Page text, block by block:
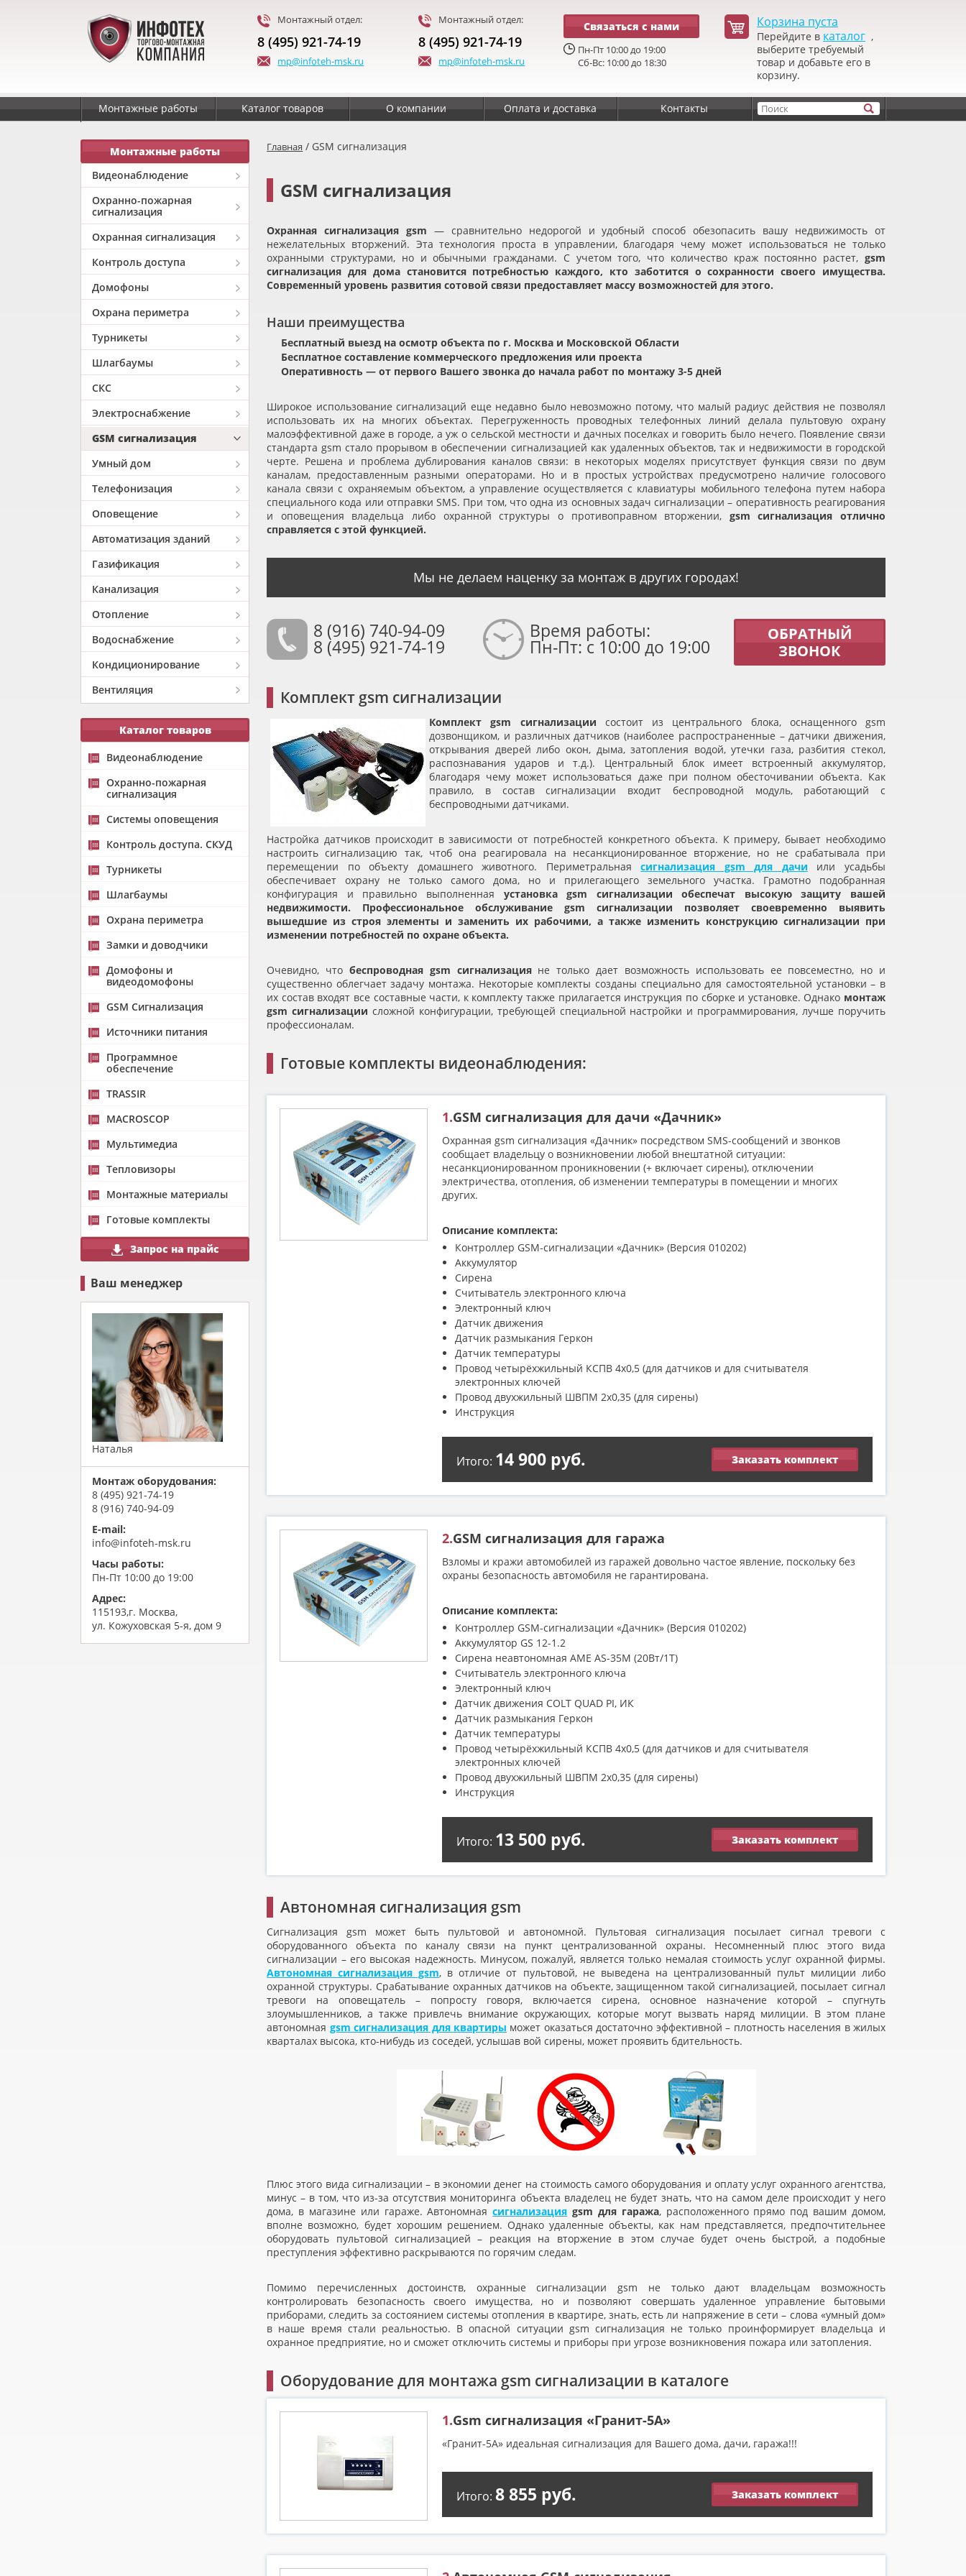
Монтажный отдел:
8 (495) 921-74-19
mp@infoteh-msk.ru
Монтажный отдел:
8 (495) 921-74-19
mp@infoteh-msk.ru
Связаться с нами
Пн-Пт 10:00 до 19:00
Сб-Вс: 10:00 до 18:30
Корзина пуста
Перейдите в каталог ,
выберите требуемый
товар и добавьте его в
корзину.
Монтажные работы Каталог товаров О компании Оплата и доставка Контакты
Монтажные работы
Видеонаблюдение
Охранно-пожарная
сигнализация
Охранная сигнализация
Контроль доступа
Домофоны
Охрана периметра
Турникеты
Шлагбаумы
СКС
Электроснабжение
GSM сигнализация
Умный дом
Телефонизация
Оповещение
Автоматизация зданий
Газификация
Канализация
Отопление
Водоснабжение
Кондиционирование
Вентиляция
Каталог товаров
Видеонаблюдение
Охранно-пожарная
сигнализация
Системы оповещения
Контроль доступа. СКУД
Турникеты
Шлагбаумы
Охрана периметра
Замки и доводчики
Домофоны и
видеодомофоны
GSM Сигнализация
Источники питания
Программное
обеспечение
TRASSIR
MACROSCOP
Мультимедиа
Тепловизоры
Монтажные материалы
Готовые комплекты
Запрос на прайс
Ваш менеджер
Наталья
Монтаж оборудования:
8 (495) 921-74-19
8 (916) 740-94-09
E-mail:
info@infoteh-msk.ru
Часы работы:
Пн-Пт 10:00 до 19:00
Адрес:
115193,г. Москва,
ул. Кожуховская 5-я, дом 9
Главная / GSM сигнализация
GSM сигнализация
Охранная сигнализация gsm — сравнительно недорогой и удобный способ обезопасить вашу недвижимость от
нежелательных вторжений. Эта технология проста в управлении, благодаря чему может использоваться не только
охранными структурами, но и обычными гражданами. С учетом того, что количество краж постоянно растет, gsm
сигнализация для дома становится потребностью каждого, кто заботится о сохранности своего имущества.
Современный уровень развития сотовой связи предоставляет массу возможностей для этого.
Наши преимущества
Бесплатный выезд на осмотр объекта по г. Москва и Московской Области
Бесплатное составление коммерческого предложения или проекта
Оперативность — от первого Вашего звонка до начала работ по монтажу 3-5 дней
Широкое использование сигнализаций еще недавно было невозможно потому, что малый радиус действия не позволял
использовать их на многих объектах. Перегруженность проводных телефонных линий делала пультовую охрану
малоэффективной даже в городе, а уж о сельской местности и дачных поселках и говорить было нечего. Появление связи
стандарта gsm стало прорывом в обеспечении сигнализацией как удаленных объектов, так и недвижимости в городской
черте. Решена и проблема дублирования каналов связи: в некоторых моделях присутствует функция связи по двум
каналам, предоставленным разными операторами. Но и в простых устройствах предусмотрено наличие голосового
канала связи с охраняемым объектом, а управление осуществляется с клавиатуры мобильного телефона путем набора
специального кода или отправки SMS. При том, что одна из основных задач сигнализации – оперативность реагирования
и оповещения владельца либо охранной структуры о противоправном вторжении, gsm сигнализация отлично
справляется с этой функцией.
Мы не делаем наценку за монтаж в других городах!
8 (916) 740-94-09
8 (495) 921-74-19
Время работы:
Пн-Пт: с 10:00 до 19:00
ОБРАТНЫЙ
ЗВОНОК
Комплект gsm сигнализации
Комплект gsm сигнализации состоит из центрального блока, оснащенного gsm
дозвонщиком, и различных датчиков (наиболее распространенные – датчики движения,
открывания дверей либо окон, дыма, затопления водой, утечки газа, разбития стекол,
распознавания ударов и т.д.). Центральный блок имеет встроенный аккумулятор,
благодаря чему может использоваться даже при полном обесточивании объекта. Как
правило, в состав сигнализации входит беспроводной модуль, работающий с
беспроводными датчиками.
Настройка датчиков происходит в зависимости от потребностей конкретного объекта. К примеру, бывает необходимо
настроить сигнализацию так, чтоб она реагировала на несанкционированное вторжение, но не срабатывала при
перемещении по объекту домашнего животного. Периметральнаясигнализация gsm для дачи или усадьбы
обеспечивает охрану не только самого дома, но и прилегающего земельного участка. Грамотно подобранная
конфигурация и правильно выполненная установка gsm сигнализации обеспечат высокую защиту вашей
недвижимости. Профессиональное обслуживание gsm сигнализации позволяет своевременно выявить
вышедшие из строя элементы и заменить их рабочими, а также изменить конструкцию сигнализации при
изменении потребностей по охране объекта.
Очевидно, что беспроводная gsm сигнализацияне только дает возможность использовать ее повсеместно, но и
существенно облегчает задачу монтажа. Некоторые комплекты созданы специально для самостоятельной установки – в
их состав входят все составные части, к комплекту также прилагается инструкция по сборке и установке. Однако монтаж
gsm сигнализации сложной конфигурации, требующей специальной настройки и программирования, лучше поручить
профессионалам.
Готовые комплекты видеонаблюдения:
1.GSM сигнализация для дачи «Дачник»
Охранная gsm сигнализация «Дачник» посредством SMS-сообщений и звонков
сообщает владельцу о возникновении любой внештатной ситуации:
несанкционированном проникновении (+ включает сирены), отключении
электричества, отопления, об изменении температуры в помещении и многих
других.
Описание комплекта:
Контроллер GSM-сигнализации «Дачник» (Версия 010202)
Аккумулятор
Сирена
Считыватель электронного ключа
Электронный ключ
Датчик движения
Датчик размыкания Геркон
Датчик температуры
Провод четырёхжильный КСПВ 4х0,5 (для датчиков и для считывателя
электронных ключей
Провод двухжильный ШВПМ 2х0,35 (для сирены)
Инструкция
Итого: 14 900 руб. Заказать комплект
2.GSM сигнализация для гаража
Взломы и кражи автомобилей из гаражей довольно частое явление, поскольку без
охраны безопасность автомобиля не гарантирована.
Описание комплекта:
Контроллер GSM-сигнализации «Дачник» (Версия 010202)
Аккумулятор GS 12-1.2
Сирена неавтономная AME AS-35M (20Вт/1Т)
Считыватель электронного ключа
Электронный ключ
Датчик движения COLT QUAD PI, ИК
Датчик размыкания Геркон
Датчик температуры
Провод четырёхжильный КСПВ 4х0,5 (для датчиков и для считывателя
электронных ключей
Провод двухжильный ШВПМ 2х0,35 (для сирены)
Инструкция
Итого: 13 500 руб. Заказать комплект
Автономная сигнализация gsm
Сигнализация gsm может быть пультовой и автономной. Пультовая сигнализация посылает сигнал тревоги с
оборудованного объекта по каналу связи на пункт централизованной охраны. Несомненный плюс этого вида
сигнализации – его высокая надежность. Минусом, пожалуй, является только немалая стоимость услуг охранной фирмы.
Автономная сигнализация gsm, в отличие от пультовой, не выведена на централизованный пульт милиции либо
охранной структуры. Срабатывание охранных датчиков на объекте, защищенном такой сигнализацией, посылает сигнал
тревоги на оповещатель – попросту говоря, включается сирена, основное назначение которой – спугнуть
злоумышленников, а также привлечь внимание окружающих, которые могут вызвать наряд милиции. В этом плане
автономная gsm сигнализация для квартиры может оказаться достаточно эффективной – плотность населения в жилых
кварталах высока, кто-нибудь из соседей, услышав вой сирены, может проявить бдительность.
Плюс этого вида сигнализации – в экономии денег на стоимость самого оборудования и оплату услуг охранного агентства,
минус – в том, что из-за отсутствия мониторинга объекта владелец не будет знать, что на самом деле происходит у него
дома, в магазине или гараже. Автономнаясигнализация gsm для гаража, расположенного прямо под вашим домом,
вполне возможно, будет хорошим решением. Однако удаленные объекты, как нам представляется, предпочтительнее
оборудовать пультовой сигнализацией – реакция на вторжение в этом случае будет очень быстрой, а подобные
преступления эффективно раскрываются по горячим следам.
Помимо перечисленных достоинств, охранные сигнализации gsm не только дают владельцам возможность
контролировать безопасность своего имущества, но и позволяют совершать удаленное управление бытовыми
приборами, следить за состоянием системы отопления в квартире, знать, есть ли напряжение в сети – слова «умный дом»
в наше время стали реальностью. В опасной ситуации gsm сигнализация не только проинформирует владельца и
охранное предприятие, но и сможет отключить системы и приборы при угрозе возникновения пожара или затопления.
Оборудование для монтажа gsm сигнализации в каталоге
1.Gsm сигнализация «Гранит-5А»
«Гранит-5А» идеальная сигнализация для Вашего дома, дачи, гаража!!!
Итого:8 855 руб. Заказать комплект